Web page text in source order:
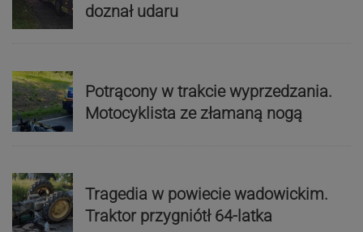
doznał udaru
Potrącony w trakcie wyprzedzania.
Motocyklista ze złamaną nogą
Tragedia w powiecie wadowickim.
Traktor przygniótł 64-latka